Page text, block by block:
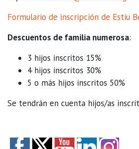
Formulario de inscripción de Estiu
Descuentos de familia numerosa:
3 hijos inscritos 15%
4 hijos inscritos 30%
5 o más hijos inscritos 50%
Se tendrán en cuenta hijos/as